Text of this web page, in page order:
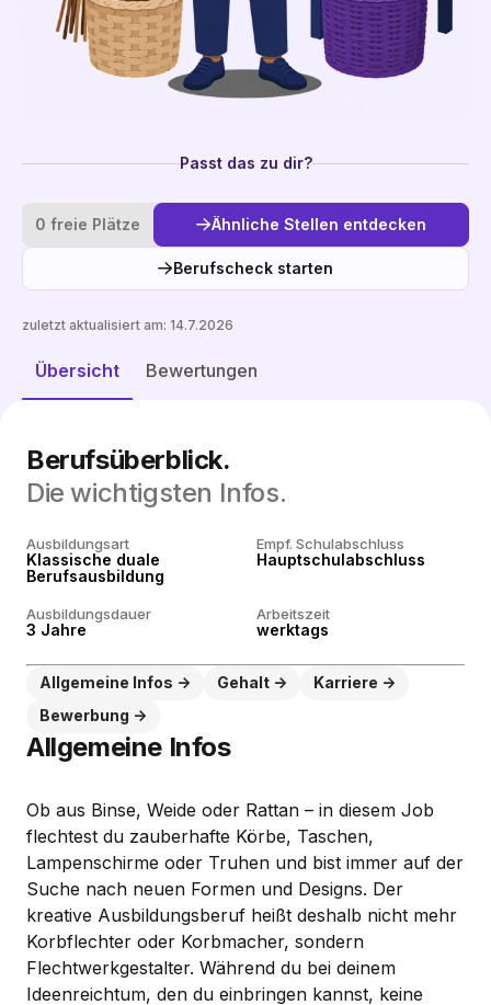
Passt das zu dir?
0 freie Plätze Ähnliche Stellen entdecken
Berufscheck starten
Übersicht Bewertungen
zuletzt aktualisiert am: 14.7.2026
Ähnliche Stellen entdecken
Berufsüberblick.
Die wichtigsten Infos.
Ausbildungsart
Klassische duale
Berufsausbildung
Empf. Schulabschluss
Hauptschulabschluss
Ausbildungsdauer
3 Jahre
Arbeitszeit
werktags
Allgemeine Infos Gehalt
Karriere
Bewerbung
Allgemeine Infos
Ob aus Binse, Weide oder Rattan – in diesem Job
flechtest du zauberhafte Körbe, Taschen,
Lampenschirme oder Truhen und bist immer auf der
Suche nach neuen Formen und Designs. Der
kreative Ausbildungsberuf heißt deshalb nicht mehr
Korbflechter oder Korbmacher, sondern
Flechtwerkgestalter. Während du bei deinem
Ideenreichtum, den du einbringen kannst, keine